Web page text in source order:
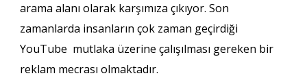
arama alanı olarak karşımıza çıkıyor. Son
zamanlarda insanların çok zaman geçirdiği
YouTube mutlaka üzerine çalışılması gereken bir
reklam mecrası olmaktadır.